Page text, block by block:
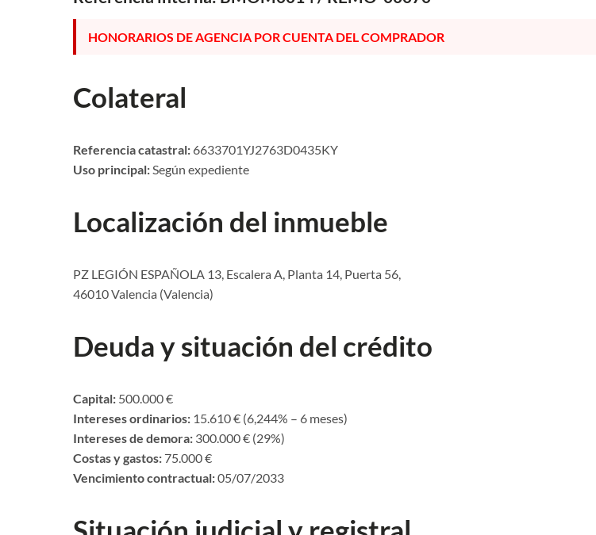
HONORARIOS DE AGENCIA POR CUENTA DEL COMPRADOR
Colateral
Referencia catastral: 6633701YJ2763D0435KY
Uso principal:Según expediente
Localización del inmueble
PZ LEGIÓN ESPAÑOLA 13, Escalera A, Planta 14, Puerta 56,
46010 Valencia (Valencia)
Deuda y situación del crédito
Capital: 500.000 €
Intereses ordinarios: 15.610 € (6,244% – 6 meses)
Intereses de demora: 300.000 € (29%)
Costas y gastos: 75.000 €
Vencimiento contractual:05/07/2033